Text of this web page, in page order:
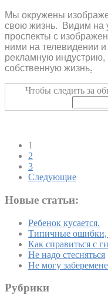
Мы окружены
свою жизнь.
Видим на
проспекты с
ними на телевидении
рекламную
собственную жизнь.
Чтобы следить за
1
2
3
Следующие
Новые статьи:
Ребенок кусается.
Типичные ошибки,
Как справиться с
Не надо стесняться
Не могу
Рубрики